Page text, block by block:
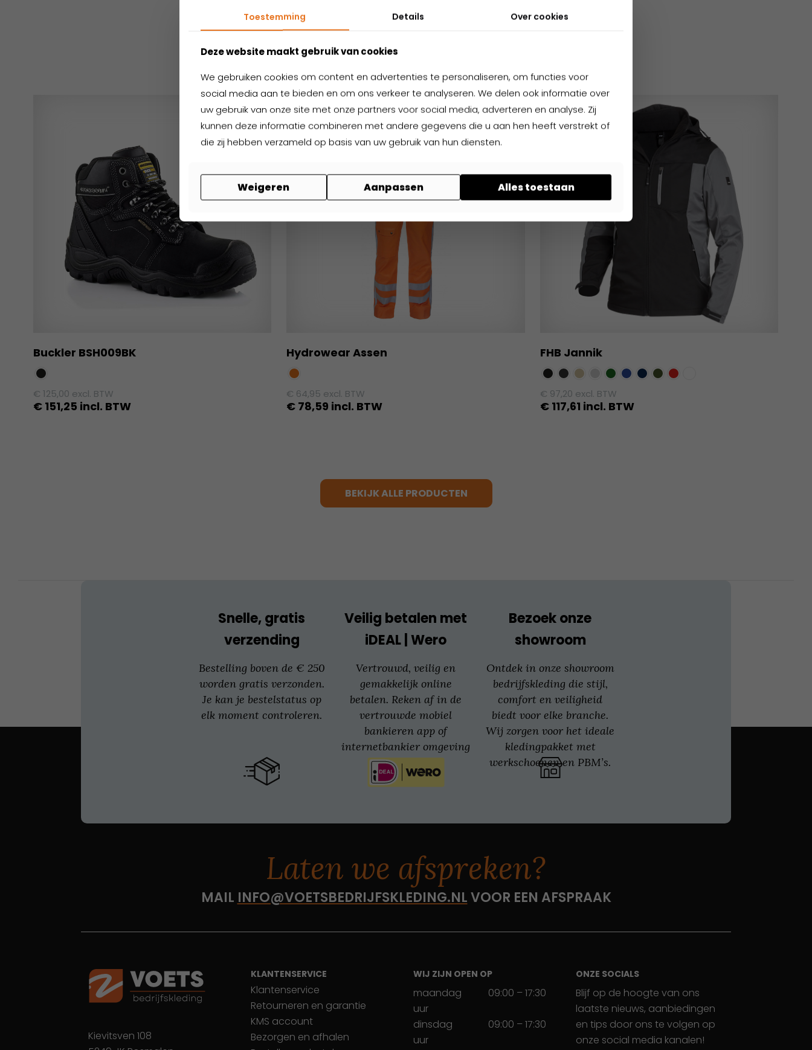
Nog niet gevonden wat je zoekt?
Gerelateerde producten
Buckler BSH009BK
€ 125,00 excl. BTW
€151,25 incl. BTW
Hydrowear Assen
€ 64,95 excl. BTW
€ 78,59 incl. BTW
variaties.
productpagina
FHB Jannik
€ 97,20 excl. BTW
€117,61 incl. BTW
productpagina
BEKIJK ALLE PRODUCTEN
Snelle, gratis
verzending
Bestelling boven de € 250
worden gratis verzonden.
Je kan je bestelstatus op
elk moment controleren.
Veilig betalen met
iDEAL | Wero
Vertrouwd, veilig en
gemakkelijk online
betalen. Reken af in de
vertrouwde mobiel
bankieren app of
internetbankier omgeving
van jouw bank.
Bezoek onze
showroom
Ontdek in onze showroom
bedrijfskleding die stijl,
comfort en veiligheid
biedt voor elke branche.
Wij zorgen voor het ideale
kledingpakket met
werkschoenen en PBM’s.
Laten we afspreken?
MAIL INFO@VOETSBEDRIJFSKLEDING.NLVOOR EEN AFSPRAAK
Kievitsven 108
KLANTENSERVICE
Klantenservice
Retourneren en garantie
KMS account
Bezorgen en afhalen
WIJ ZIJN OPEN OP
maandag
09:00 – 17:30
uur
dinsdag
09:00 – 17:30
uur
ONZE SOCIALS
Blijf op de hoogte van ons
laatste nieuws, aanbiedingen
en tips door ons te volgen op
onze social media kanalen!
Toestemming Details Over cookies
Deze website maakt gebruik van cookies
We gebruiken cookies om content en advertenties te personaliseren, om functies voor
social media aan te bieden en om ons verkeer te analyseren. We delen ook informatie over
uw gebruik van onze site met onze partners voor social media, adverteren en analyse. Zij
kunnen deze informatie combineren met andere gegevens die u aan hen heeft verstrekt of
die zij hebben verzameld op basis van uw gebruik van hun diensten.
Weigeren Aanpassen Alles toestaan